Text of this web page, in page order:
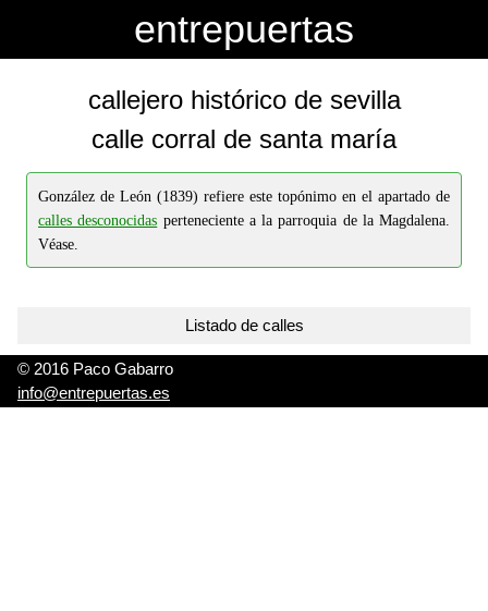
entrepuertas
callejero histórico de sevilla
calle corral de santa maría
González de León (1839) refiere este topónimo en el apartado de
calles desconocidas perteneciente a la parroquia de la Magdalena.
Véase.
Listado de calles
© 2016 Paco Gabarro
info@entrepuertas.es